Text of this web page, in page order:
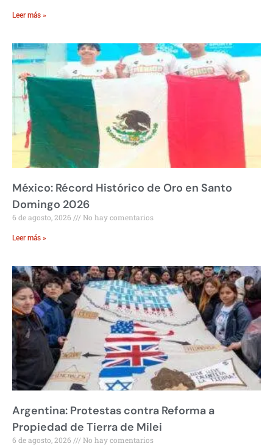
Leer más »
México: Récord Histórico de Oro en Santo
Domingo 2026
6 de agosto, 2026 No hay comentarios
Leer más »
Argentina: Protestas contra Reforma a
Propiedad de Tierra de Milei
6 de agosto, 2026 No hay comentarios